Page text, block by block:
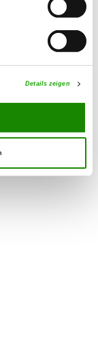
Details zeigen